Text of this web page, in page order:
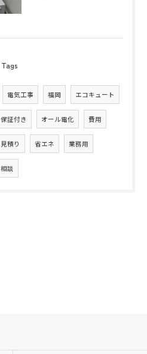
Tags
電気工事 福岡 エコキュート
保証付き オール電化 費用
見積り 省エネ 業務用
相談